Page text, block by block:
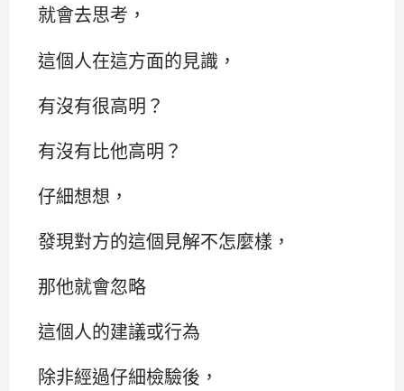
就會去思考，
這個人在這方面的見識，
有沒有很高明？
有沒有比他高明？
仔細想想，
發現對方的這個見解不怎麼樣，
那他就會忽略
這個人的建議或行為
除非經過仔細檢驗後，